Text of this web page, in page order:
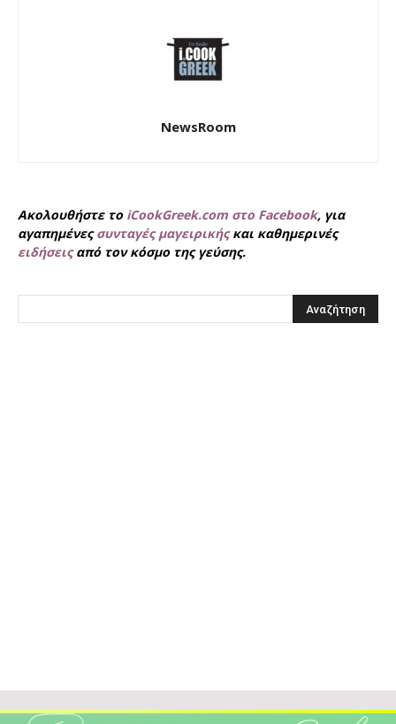
NewsRoom
Ακολουθήστε το iCookGreek.com στο Facebook, για
αγαπημένεςσυνταγές μαγειρικήςκαι καθημερινές
ειδήσειςαπό τον κόσμο της γεύσης.